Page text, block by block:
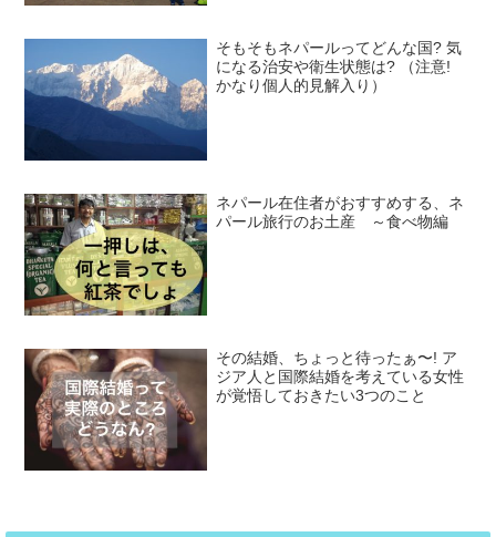
そもそもネパールってどんな国? 気
になる治安や衛生状態は? （注意!
かなり個人的見解入り）
ネパール在住者がおすすめする、ネ
パール旅行のお土産 ～食べ物編
その結婚、ちょっと待ったぁ〜! ア
ジア人と国際結婚を考えている女性
が覚悟しておきたい3つのこと